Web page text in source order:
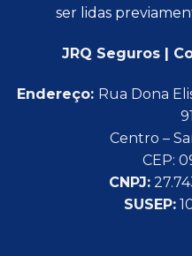
ser lidas
JRQ Seguros |
Endereço: Rua Dona
Centro –
CEP:
CNPJ:
SUSEP: